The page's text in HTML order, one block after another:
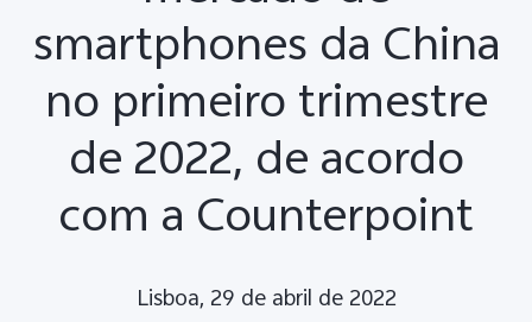
Portugal | Selecionar país/região
smartphones da China
no primeiro trimestre
de 2022, de acordo
com a Counterpoint
Lisboa, 29 de abril de 2022